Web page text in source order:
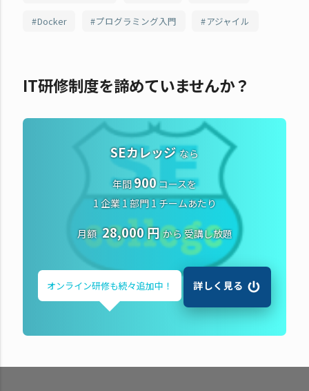
Docker プログラミング入門 アジャイル
IT研修制度を諦めていませんか？
SEカレッジ なら
年間900コースを
1 企業 1 部門 1 チームあたり
月額 28,000 円 から受講し放題
オンライン研修も続々追加中！ 詳しく見る